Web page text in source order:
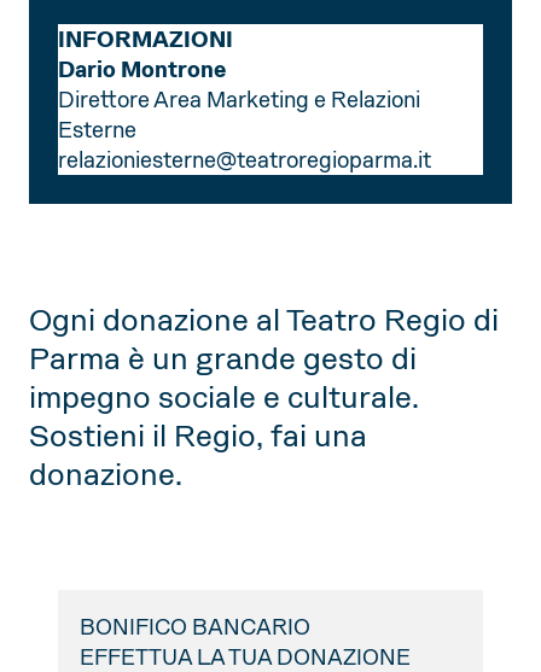
INFORMAZIONI
Dario Montrone
Direttore Area Marketing e Relazioni
Esterne
relazioniesterne@teatroregioparma.it
Ogni donazione al Teatro Regio di
Parma è un grande gesto di
impegno sociale e culturale.
Sostieni il Regio, fai una
donazione.
BONIFICO BANCARIO
EFFETTUA LA TUA DONAZIONE